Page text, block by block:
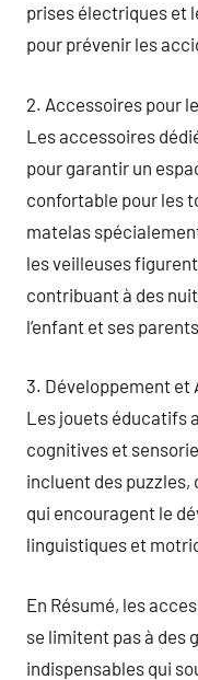
prises électriques et
pour prévenir les
2. Accessoires pour
Les accessoires
pour garantir un
confortable pour les
matelas
les veilleuses
contribuant à des
l’enfant et ses
3. Développement
Les jouets éducatifs
cognitives et
incluent des
qui encouragent le
linguistiques et
En Résumé, les
se limitent pas à des
indispensables qui